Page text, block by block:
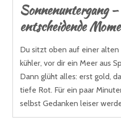
Sonnenuntergang
entscheidende
Du sitzt oben auf einer alten
kühler, vor dir ein Meer aus
Dann glüht alles: erst gold,
tiefe Rot. Für ein paar
selbst Gedanken leiser